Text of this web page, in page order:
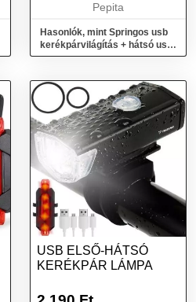
Pepita
Hasonlók, mint Springos usb
kerékpárvilágítás + hátsó usb
kerékpárvilágítás
USB ELSŐ-HÁTSÓ
KERÉKPÁR LÁMPA